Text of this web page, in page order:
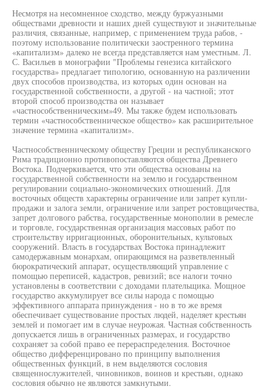
Несмотря на несомненное сходство, между буржуазными
обществами древности и наших дней существуют и значительные
различия, связанные, например, с применением труда рабов, -
поэтому использование политически заостренного термина
«капитализм» далеко не всегда представляется нам уместным. Л.
С. Васильев в монографии "Проблемы генезиса китайского
государства» предлагает типологию, основанную на различении
двух способов производства, из которых один основан на
государственной собственности, а другой - на частной; этот
второй способ производства он называет
«частнособственническим»49. Мы также будем использовать
термин «частнособственническое общество» как расширительное
значение термина «капитализм».
Частнособственническому обществу Греции и республиканского
Рима традиционно противопоставляются общества Древнего
Востока. Подчеркивается, что эти общества основаны на
государственной собственности на землю и государственном
регулировании социально-экономических отношений. Для
восточных обществ характерны ограничение или запрет купли-
продажи и залога земли, ограничение или запрет ростовщичества,
запрет долгового рабства, государственные монополии в ремесле
и торговле, государственная организация массовых работ по
строительству ирригационных, оборонительных, культовых
сооружений. Власть в государствах Востока принадлежит
самодержавным монархам, опирающимся на разветвленный
бюрократический аппарат, осуществляющий управление с
помощью переписей, кадастров, ревизий; все налоги точно
установлены в соответствии с доходами плательщика. Мощное
государство аккумулирует все силы народа с помощью
эффективного аппарата принуждения - но в то же время
обеспечивает существование простых людей, наделяет крестьян
землей и помогает им в случае неурожая. Частная собственность
допускается лишь в ограниченных размерах, и государство
сохраняет за собой право ее перераспределения. Восточное
общество дифференцировано по принципу выполнения
общественных функций, в нем выделяются сословия
священнослужителей, чиновников, воинов и крестьян, однако
сословия обычно не являются замкнутыми.